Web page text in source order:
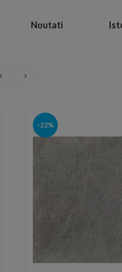
Noutati
-22%